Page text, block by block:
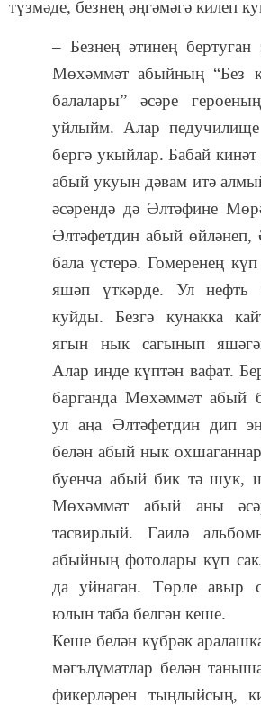
түзмәде, безнең әңгәмәгә килеп
– Безнең әтинең бертуган
Мөхәммәт абыйның “Без
балалары” әсәре
уйлыйм. Алар педучилище
бергә укыйлар. Бабай
абый укуын дәвам итә
әсәрендә дә Әлтәфине
Әлтәфетдин абый
бала үстерә. Гомеренең
яшәп үткәрде. Ул нефть
куйды. Безгә кунакка
ягын нык сагынып
Алар инде күптән вафат.
барганда Мөхәммәт абый
ул аңа Әлтәфетдин дип
белән абый нык
буенча абый бик тә шук,
Мөхәммәт абый аны
тасвирлый. Гаилә
абыйның фотолары күп
да уйнаган. Төрле авыр
юлын таба белгән кеше.
Кеше белән күбрәк
мәгълүматлар белән
фикерләрен тыңлыйсың,